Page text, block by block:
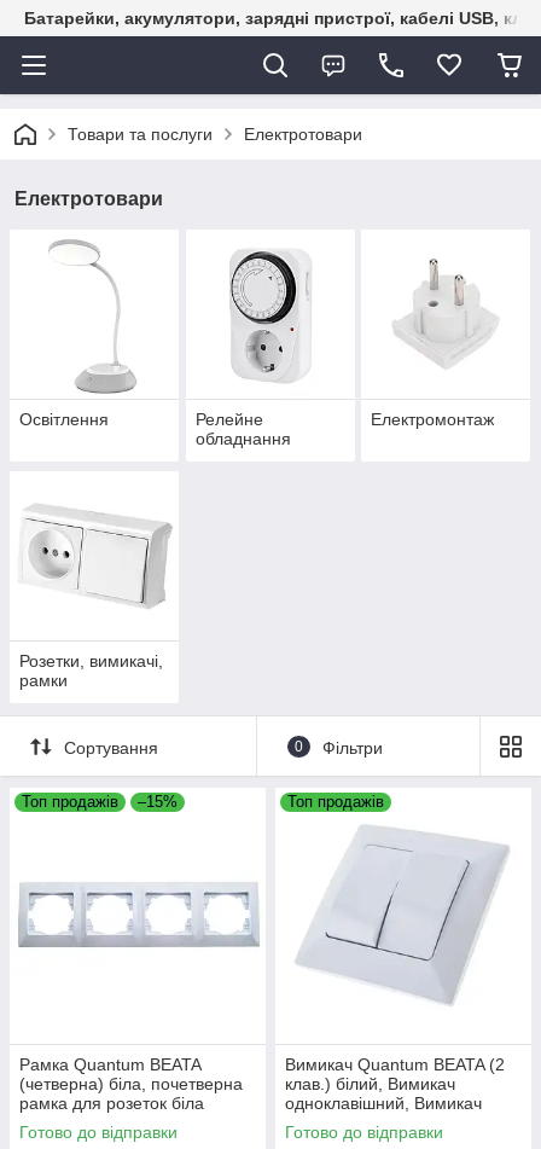
Батарейки, акумулятори, зарядні пристрої, кабелі USB,
Товари та послуги Електротовари
Електротовари
Освітлення
Релейне
обладнання
Електромонтаж
Розетки, вимикачі,
рамки
Сортування 0 Фільтри
Топ продажів –15%
Рамка Quantum BEATA
(четверна) біла, почетверна
рамка для розеток біла
Готово до відправки
Топ продажів
Вимикач Quantum BEATA (2
клав.) білий, Вимикач
одноклавішний, Вимикач
світла
Готово до відправки